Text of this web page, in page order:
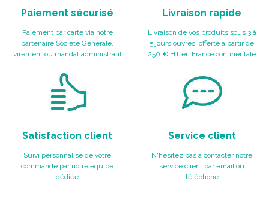
Paiement sécurisé
Paiement par carte via notre
partenaire Société Générale,
virement ou mandat administratif
Livraison rapide
Livraison de vos produits sous 3 à
5 jours ouvrés, offerte à partir de
250 € HT en France continentale
Satisfaction client
Suivi personnalisé de votre
commande par notre équipe
dédiée
Service client
N'hésitez pas à contacter notre
service client par email ou
téléphone